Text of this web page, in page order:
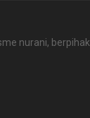
nurani, berpihak